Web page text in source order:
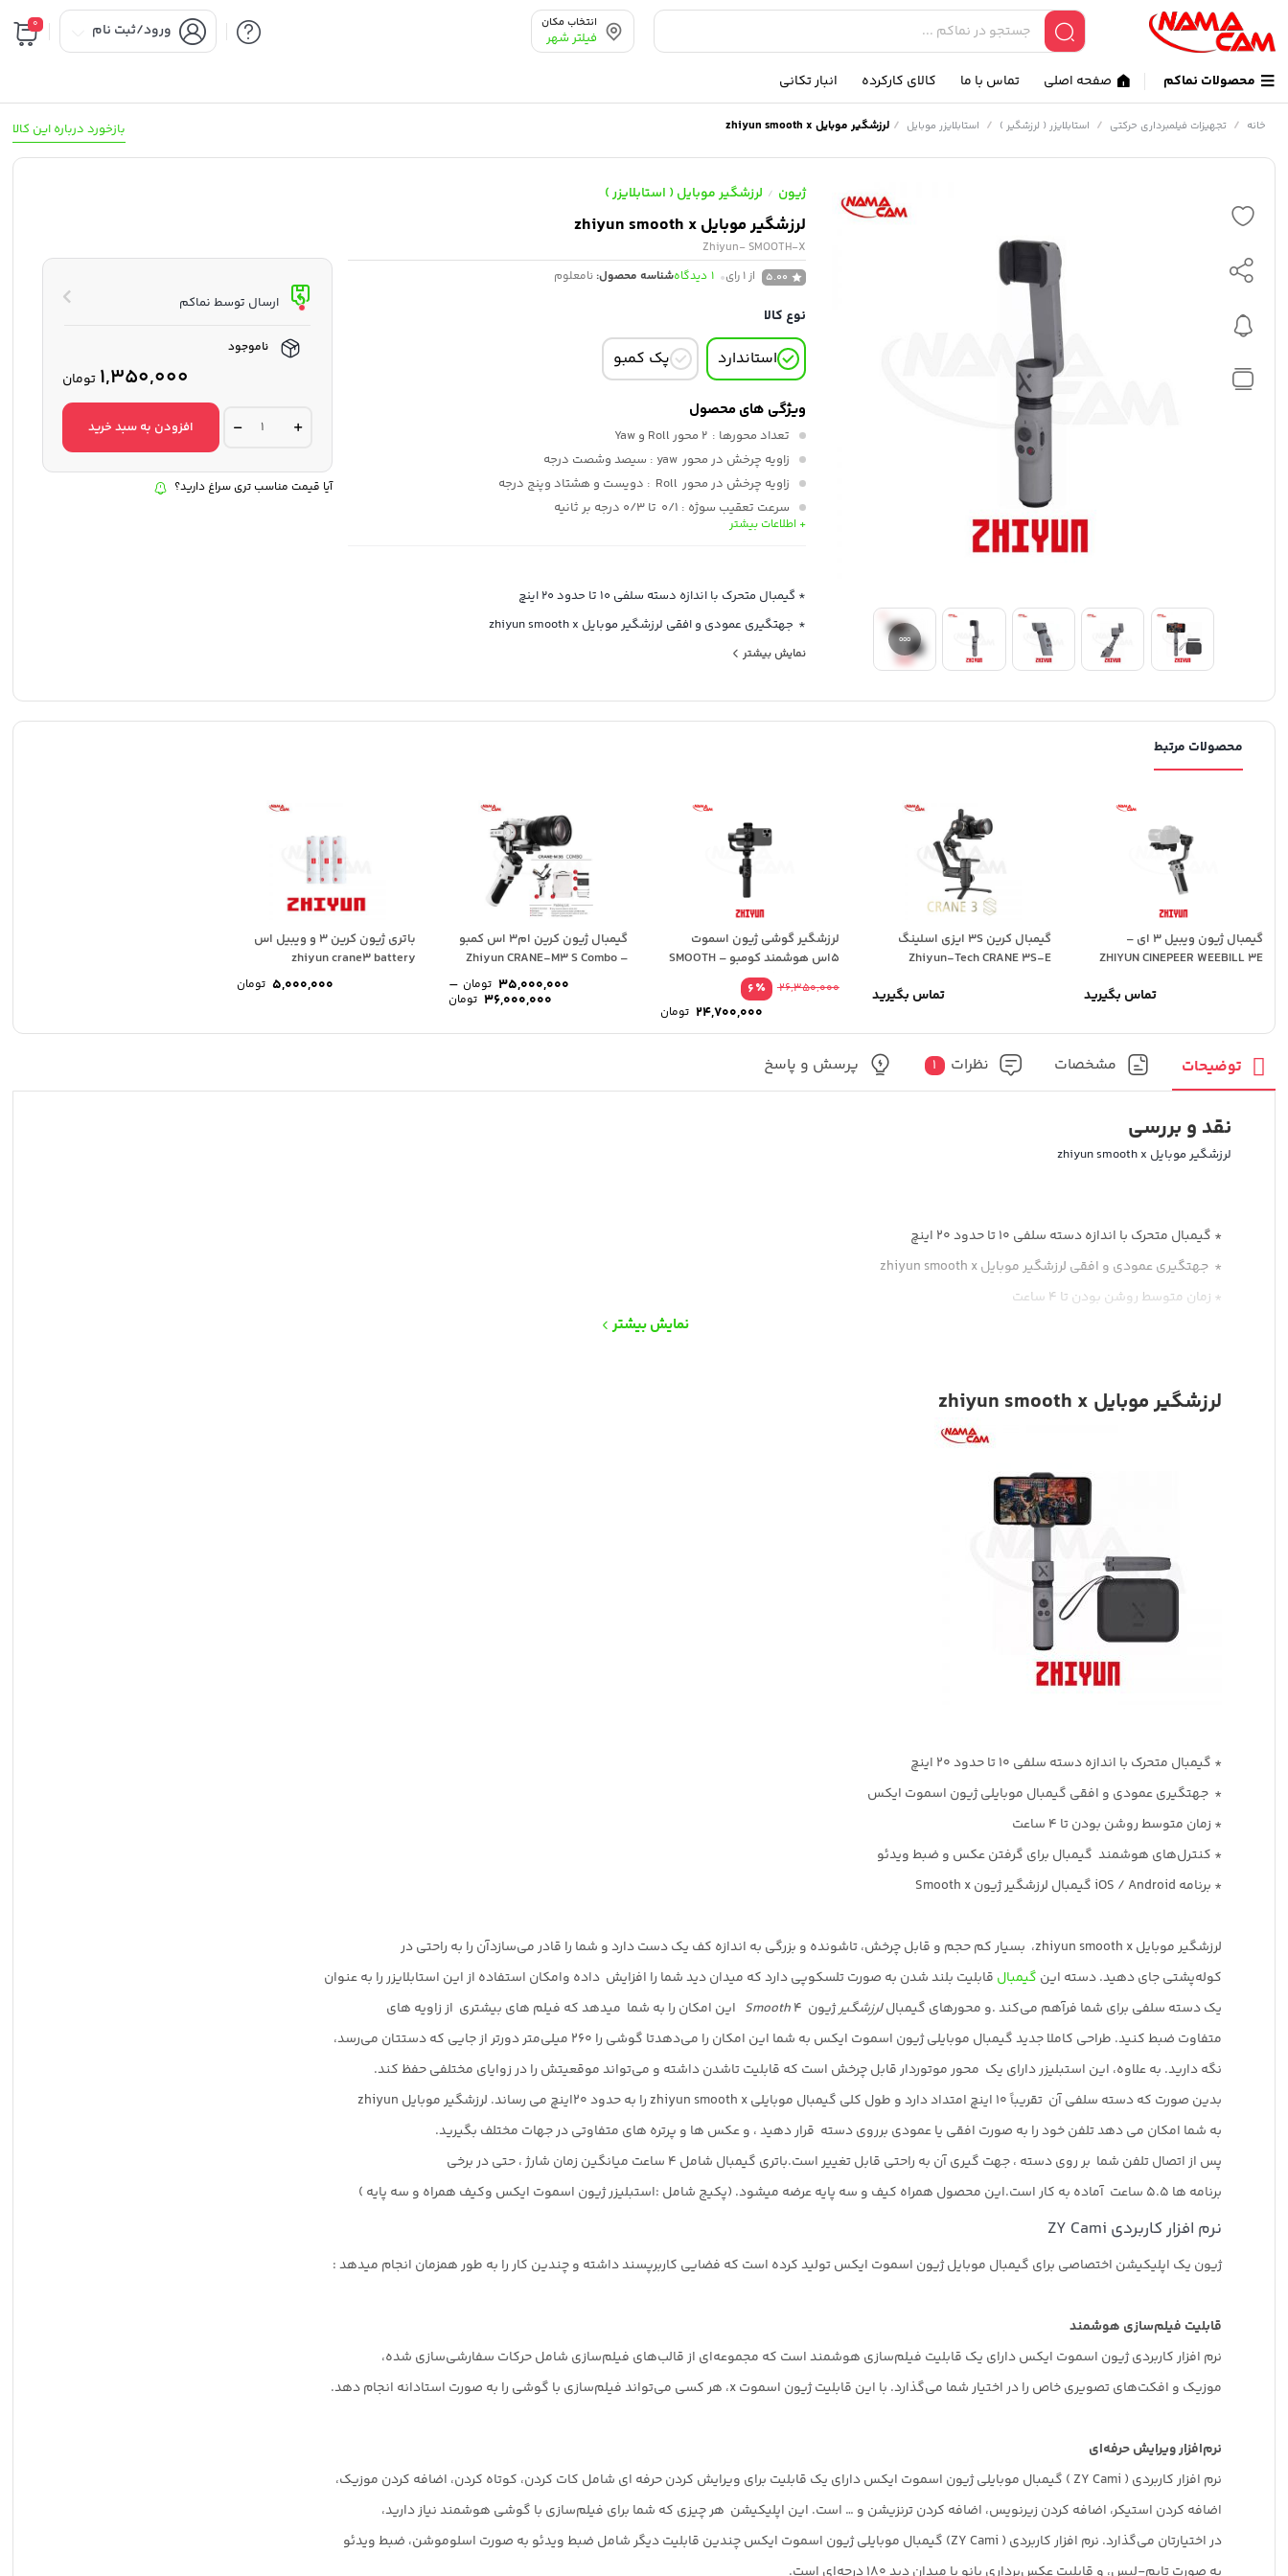
انتخاب مکان
فیلتر شهر ورود/ثبت نام 0
محصولات نماکم صفحه اصلی تماس با ما کالای کارکرده انبار تکانی
بازخورد درباره این کالا خانه / تجهیزات فیلمبرداری حرکتی / استابلایزر ( لرزشگیر ) / استابلایزر موبایل / لرزشگیر موبایل zhiyun smooth x
ژیون / لرزشگیر موبایل ( استابلایزر )
لرزشگیر موبایل zhiyun smooth x
Zhiyun- SMOOTH-X
5.00 از 1 رای 1 دیدگاهشناسه محصول:نامعلوم
نوع کالا
استاندارد پک کمبو
ویژگی های محصول
تعداد محورها : ۲ محور Roll و Yaw
زاویه چرخش در محور yaw
: سیصد وشصت درجه
زاویه چرخش در محور Roll
: دویست و هشتاد وپنج درجه
سرعت تعقیب سوژه : 0/1 تا ۰/۳ درجه بر ثانیه
ظرفیت بار: ۲۰۰ گرم
ظرفیت باتری : ۱۰۰۰ میلی‌آمپر (۵/۵ ساعت)
+ اطلاعات بیشتر
* گیمبال متحرک با اندازه دسته سلفی 10 تا حدود 20 اینچ
* جهت‏گیری عمودی و افقی لرزشگیر موبایل zhiyun smooth x
* زمان متوسط روشن بودن تا ۴ ساعت
نمایش بیشتر
ارسال توسط نماکم
ناموجود
1,350,000 تومان
لرزشگیر
موبایل
smooth
x
quantity
افزودن به سبد خرید
آیا قیمت مناسب تری سراغ دارید؟
محصولات مرتبط
گیمبال ژیون ویبیل 3 ای –
ZHIYUN CINEPEER WEEBILL 3E
تماس بگیرید
گیمبال کرین 3S ایزی اسلینگ
Zhiyun-Tech CRANE 3S-E
تماس بگیرید
لرزشگیر گوشی ژیون اسموت
5اس هوشمند کومبو – SMOOTH
5S AI Combo
٪6 26,350,000
قیمت
اصلی
26,350,000 تومان
24,700,000 تومان
قیمت
گیمبال ژیون کرین ام3 اس کمبو
– Zhiyun CRANE-M3 S Combo
35,000,000 تومان –
36,000,000 تومانمحدوده
35,000,000 تومان
باتری ژیون کرین 3 و ویبیل اس
zhiyun crane3 battery
5,000,000 تومان
توضیحات مشخصات نظرات 1 پرسش و پاسخ
نقد و بررسی
لرزشگیر موبایل zhiyun smooth x
* گیمبال متحرک با اندازه دسته سلفی 10 تا حدود 20 اینچ
* جهت‏گیری عمودی و افقی لرزشگیر موبایل zhiyun smooth x
* زمان متوسط روشن بودن تا ۴ ساعت
نمایش بیشتر
لرزشگیر موبایل zhiyun smooth x
* گیمبال متحرک با اندازه دسته سلفی 10 تا حدود 20 اینچ
* جهت‏گیری عمودی و افقی گیمبال موبایلی ژیون اسموت ایکس
* زمان متوسط روشن بودن تا ۴ ساعت
* کنترل‌های هوشمند گیمبال برای گرفتن عکس و ضبط ویدئو
* برنامه iOS / Android گیمبال لرزشگیر ژیون Smooth x
لرزشگیر موبایل zhiyun smooth x، بسیار کم حجم و قابل چرخش، تاشونده و بزرگی به اندازه کف یک دست دارد و شما را قادر می‌سازدآن را به راحتی در
کوله‌پشتی جای دهید. دسته این گیمبال قابلیت بلند شدن به صورت تلسکوپی دارد که میدان دید شما را افزایش داده وامکان استفاده از این استابلایزر را به عنوان
یک دسته سلفی برای شما فرآهم می‌کند .و محورهای گیمباللرزشگیرژیون Smooth4 این امکان را به شما میدهد که فیلم های بیشتری از زاویه های
متفاوت ضبط کنید. طراحی کاملا جدید گیمبال موبایلی ژیون اسموت ایکس به شما این امکان را می‌دهدتا گوشی را ۲۶۰ میلی‌متر دورتر از جایی که دستتان می‌رسد،
نگه دارید. به علاوه، این استبلیزر دارای یک محور موتوردار قابل چرخش است که قابلیت تاشدن داشته و می‌تواند موقعیتش را در زوایای مختلفی حفظ کند.
بدین صورت که دسته سلفی آن تقریباً 10 اینچ امتداد دارد و طول کلی گیمبال موبایلی zhiyun smooth x را به حدود 20اینچ می رساند. لرزشگیر موبایل zhiyun
به شما امکان می دهد تلفن خود را به صورت افقی یا عمودی برروی دسته قرار دهید ، و عکس ها و پرتره های متفاوتی در جهات مختلف بگیرید.
پس از اتصال تلفن شما بر روی دسته ، جهت گیری آن به راحتی قابل تغییر است.باتری گیمبال شامل 4 ساعت میانگین زمان شارژ ، حتی در برخی
برنامه ها 5.5 ساعت آماده به کار است.این محصول همراه کیف و سه پایه عرضه میشود. (پکیج شامل :استبلیزر ژیون اسموت ایکس وکیف همراه و سه پایه )
نرم افزار کاربردی ZY Cami
ژیون یک اپلیکیشن اختصاصی برای گیمبال موبایل ژیون اسموت ایکس تولید کرده است که فضایی کاربرپسند داشته و چندین کار را به طور همزمان انجام میدهد :
قابلیت فیلم‌سازی هوشمند
نرم افزار کاربردی ژیون اسموت ایکس دارای یک قابلیت فیلم‌سازی هوشمند است که مجموعه‌ای از قالب‌های فیلم‌سازی شامل حرکات سفارشی‌سازی شده،
موزیک و افکت‌های تصویری خاص را در اختیار شما می‌گذارد. با این قابلیت ژیون اسموت x، هر کسی می‌تواند فیلم‌سازی با گوشی را به صورت استادانه انجام دهد.
نرم‌افزار ویرایش حرفه‌ای
نرم افزار کاربردی ( ZY Cami ) گیمبال موبایلی ژیون اسموت ایکس دارای یک قابلیت برای ویرایش کردن حرفه‏ ای شامل کات کردن، کوتاه کردن، اضافه کردن موزیک،
اضافه کردن استیکر، اضافه کردن زیرنویس، اضافه کردن ترنزیشن و … است. این اپلیکیشن هر چیزی که شما برای فیلم‌سازی با گوشی هوشمند نیاز دارید،
در اختیارتان می‌گذارد. نرم افزار کاربردی ( ZY Cami) گیمبال موبایلی ژیون اسموت ایکس چندین قابلیت دیگر شامل ضبط ویدئو به صورت اسلوموشن، ضبط ویدئو